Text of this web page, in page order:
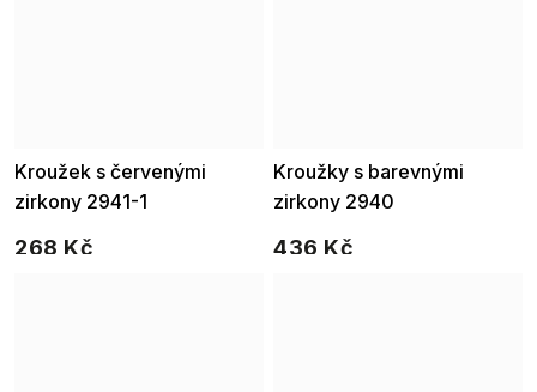
Kroužek s červenými
zirkony 2941-1
268 Kč
Kroužky s barevnými
zirkony 2940
436 Kč